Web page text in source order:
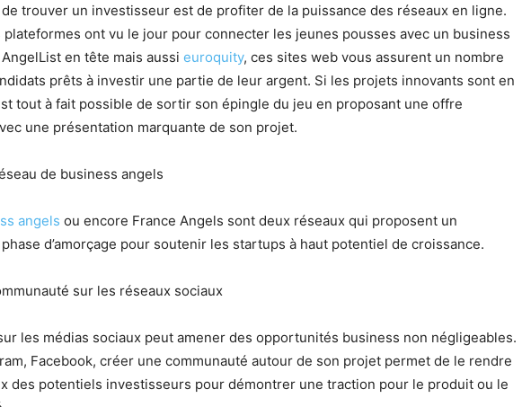
trouver un investisseur est de profiter de la puissance des réseaux en ligne.
plateformes ont vu le jour pour connecter les jeunes pousses avec un business
en tête mais aussi euroquity, ces sites web vous assurent un nombre
prêts à investir une partie de leur argent. Si les projets innovants sont en
tout à fait possible de sortir son épingle du jeu en proposant une offre
une présentation marquante de son projet.
de business angels
angels ou encore France Angels sont deux réseaux qui proposent un
d’amorçage pour soutenir les startups à haut potentiel de croissance.
sur les réseaux sociaux
les médias sociaux peut amener des opportunités business non négligeables.
Facebook, créer une communauté autour de son projet permet de le rendre
des potentiels investisseurs pour démontrer une traction pour le produit ou le